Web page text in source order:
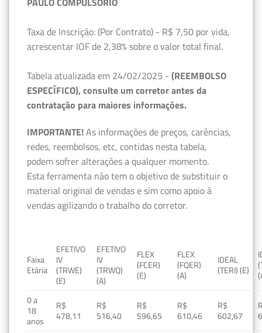
Taxa de Inscrição: (Por Contrato) - R$ 7,50 por vida,
acrescentar IOF de 2,38% sobre o valor total final.
Tabela atualizada em 24/02/2025 - (REEMBOLSO
ESPECÍFICO), consulte um corretor antes da
contratação para maiores informações.
IMPORTANTE!As informações de preços, carências,
redes, reembolsos, etc, contidas nesta tabela,
podem sofrer alterações a qualquer momento.
Esta ferramenta não tem o objetivo de substituir o
material original de vendas e sim como apoio à
vendas agilizando o trabalho do corretor.
Faixa
Etária
EFETIVO
IV
(TRWE)
(E)
EFETIVO
IV
(TRWQ)
(A)
FLEX
(FCER)
(E)
FLEX
(FQER)
(A)
IDEAL
(TERI) (E)
0 a
18
anos
R$
478,11
R$
516,40
R$
596,65
R$
610,46
R$
602,67